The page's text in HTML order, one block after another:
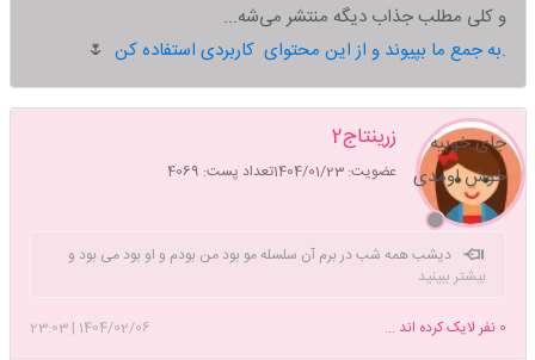
و کلی مطلب جذاب دیگه منتشر می‌شه...
به جمع ما بپیوند و از این محتوای کاربردی استفاده کن.
🌷
زرینتاج2
عضویت: 1404/01/23 تعداد پست: 4069
جای خوبیه
خوش اومدی
دیشب همه شب در برم آن سلسله مو بود من بودم و او بود می بود و
سه تا بود و صبا بود و سبو بود من بودم و او بود دامان چمن پر گل و در دامن
بود،،،لطفا مردا درخواست دوستی ندین، خسته شدم از دستتون
بیشتر ببینید
1404/02/06
|
23:03 0 نفر لایک کرده اند ...